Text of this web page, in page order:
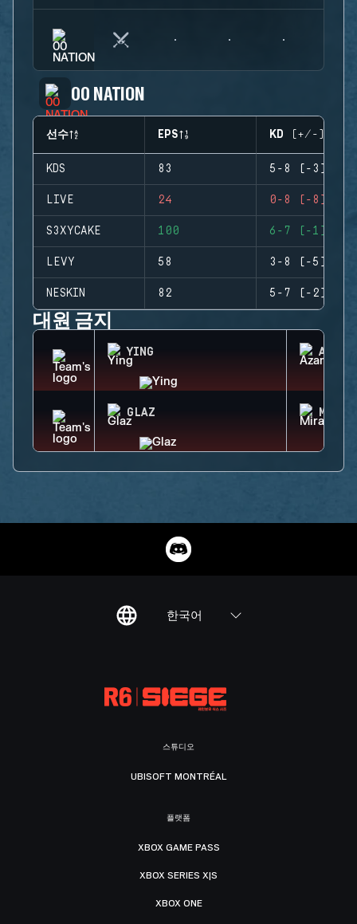
00 NATION
선수 EPS KD (+/-)
KDS 83 5-8 (-3)
LIVE 24 0-8 (-8)
S3XYCAKE 100 6-7 (-1)
LEVY 58 3-8 (-5)
NESKIN 82 5-7 (-2)
대원 금지
YING AZAMI
GLAZ MIRA
한국어
스튜디오
UBISOFT MONTRÉAL
플랫폼
XBOX GAME PASS
XBOX SERIES X|S
XBOX ONE